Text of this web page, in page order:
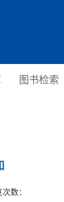
图书检索
数：